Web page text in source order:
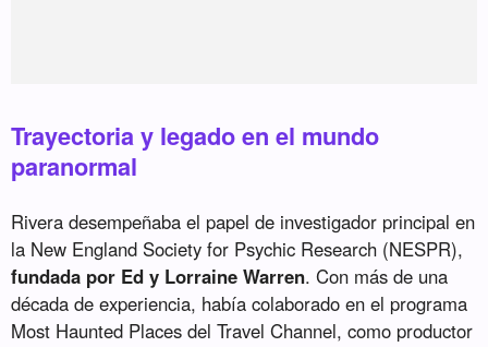
Trayectoria y legado en el mundo
paranormal
Rivera desempeñaba el papel de investigador principal en
la New England Society for Psychic Research (NESPR),
fundada por Ed y Lorraine Warren. Con más de una
década de experiencia, había colaborado en el programa
Most Haunted Places del Travel Channel, como productor